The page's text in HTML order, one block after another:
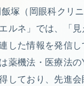
塚（岡眼科クリ
ルネ」では、「
した情報を発信し
薬機法・医療法
しており、先進